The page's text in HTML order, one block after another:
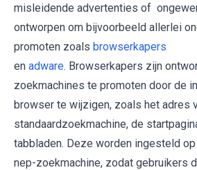
misleidende advertenties of
ontworpen om bijvoorbeeld allerlei
promoten zoals browserkapers
en adware. Browserkapers zijn
zoekmachines te promoten door de
browser te wijzigen, zoals het adres
standaardzoekmachine, de
tabbladen. Deze worden ingesteld
nep-zoekmachine, zodat gebruikers